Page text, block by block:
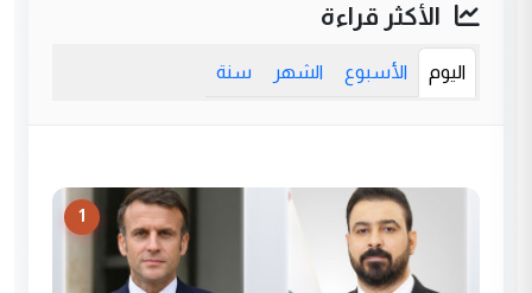
الأكثر قراءة
اليوم الأسبوع الشهر سنة
1